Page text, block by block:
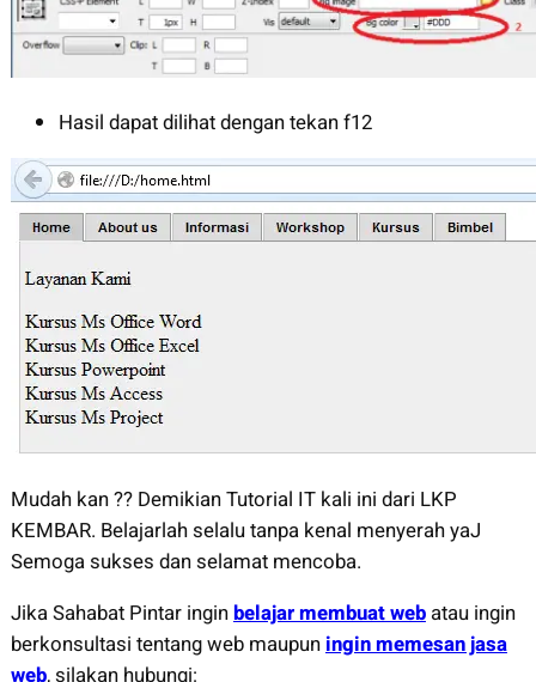
Hasil dapat dilihat dengan tekan f12
Mudah kan ?? Demikian Tutorial IT kali ini dari LKP
KEMBAR. Belajarlah selalu tanpa kenal menyerah yaJ
Semoga sukses dan selamat mencoba.
Jika Sahabat Pintar inginbelajar membuat webatau ingin
berkonsultasi tentang web maupuningin memesan jasa
web, silakan hubungi: